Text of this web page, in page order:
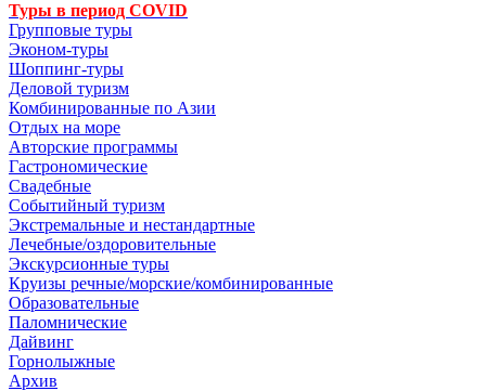
Туры в период COVID
Групповые туры
Эконом-туры
Шоппинг-туры
Деловой туризм
Комбинированные по Азии
Отдых на море
Авторские программы
Гастрономические
Свадебные
Событийный туризм
Экстремальные и нестандартные
Лечебные/оздоровительные
Экскурсионные туры
Круизы речные/морские/комбинированные
Образовательные
Паломнические
Дайвинг
Горнолыжные
Архив